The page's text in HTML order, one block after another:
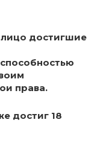
достигшие
права.
достиг 18